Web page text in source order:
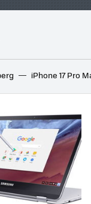
iPhone 17 Pro